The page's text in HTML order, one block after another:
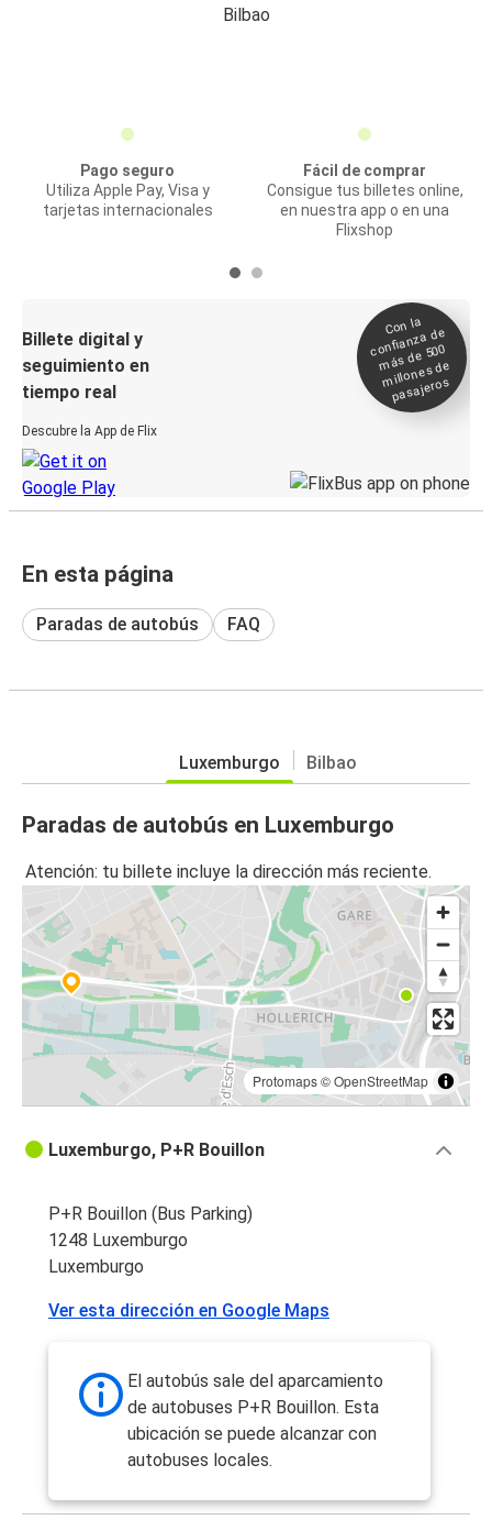
Bilbao
Pago seguro
Utiliza Apple Pay, Visa y
tarjetas internacionales
Fácil de comprar
Consigue tus billetes online,
en nuestra app o en una
Flixshop
Billete digital y
seguimiento en
tiempo real
Descubre la App de Flix
Con la
confianza de
más de 500
millones de
pasajeros
En esta página
Paradas de autobús FAQ
Luxemburgo Bilbao
Paradas de autobús en Luxemburgo
Atención: tu billete incluye la dirección más reciente.
Protomaps©OpenStreetMap
Luxemburgo, P+R Bouillon
P+R Bouillon (Bus Parking)
1248 Luxemburgo
Luxemburgo
Ver esta dirección en Google Maps
El autobús sale del aparcamiento
de autobuses P+R Bouillon. Esta
ubicación se puede alcanzar con
autobuses locales.